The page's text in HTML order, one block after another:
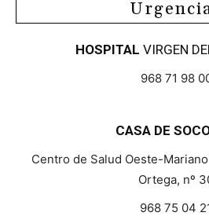
HOSPITAL VIRGEN
968 71 98
CASA DE
Centro de Salud Oeste-
Ortega, nº
968 75 04